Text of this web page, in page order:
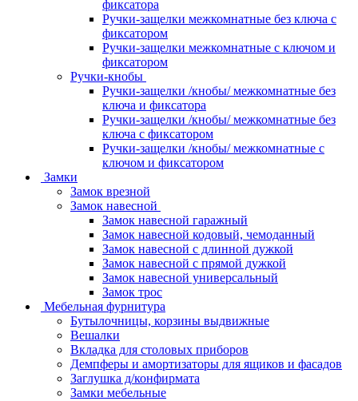
фиксатора
Ручки-защелки межкомнатные без ключа с
фиксатором
Ручки-защелки межкомнатные с ключом и
фиксатором
Ручки-кнобы
Ручки-защелки /кнобы/ межкомнатные без
ключа и фиксатора
Ручки-защелки /кнобы/ межкомнатные без
ключа с фиксатором
Ручки-защелки /кнобы/ межкомнатные с
ключом и фиксатором
Замки
Замок врезной
Замок навесной
Замок навесной гаражный
Замок навесной кодовый, чемоданный
Замок навесной с длинной дужкой
Замок навесной с прямой дужкой
Замок навесной универсальный
Замок трос
Мебельная фурнитура
Бутылочницы, корзины выдвижные
Вешалки
Вкладка для столовых приборов
Демпферы и амортизаторы для ящиков и фасадов
Заглушка д/конфирмата
Замки мебельные